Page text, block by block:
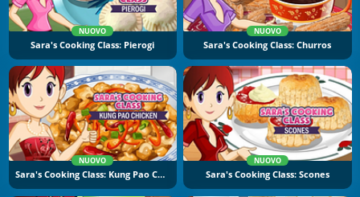
NUOVO
Sara's Cooking Class: Pierogi
NUOVO
Sara's Cooking Class: Churros
NUOVO
Sara's Cooking Class: Kung Pao Chicken
NUOVO
Sara's Cooking Class: Scones